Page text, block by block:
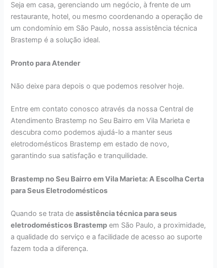
Seja em casa, gerenciando um negócio, à frente de um
restaurante, hotel, ou mesmo coordenando a operação de
um condomínio em São Paulo, nossa assistência técnica
Brastemp é a solução ideal.
Pronto para Atender
Não deixe para depois o que podemos resolver hoje.
Entre em contato conosco através da nossa Central de
Atendimento Brastemp no Seu Bairro em Vila Marieta e
descubra como podemos ajudá-lo a manter seus
eletrodomésticos Brastemp em estado de novo,
garantindo sua satisfação e tranquilidade.
Brastemp no Seu Bairro em Vila Marieta: A Escolha Certa
para Seus Eletrodomésticos
Quando se trata deassistência técnica para seus
eletrodomésticos Brastemp em São Paulo, a proximidade,
a qualidade do serviço e a facilidade de acesso ao suporte
fazem toda a diferença.